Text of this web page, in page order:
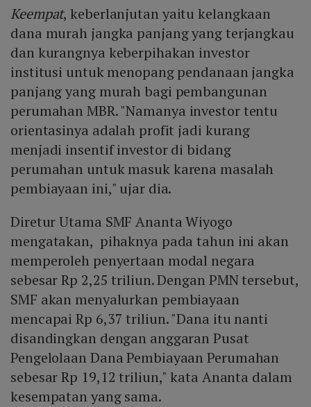
Keempat, keberlanjutan yaitu kelangkaan
dana murah jangka panjang yang terjangkau
dan kurangnya keberpihakan investor
institusi untuk menopang pendanaan jangka
panjang yang murah bagi pembangunan
perumahan MBR. "Namanya investor tentu
orientasinya adalah profit jadi kurang
menjadi insentif investor di bidang
perumahan untuk masuk karena masalah
pembiayaan ini," ujar dia.
Diretur Utama SMF Ananta Wiyogo
mengatakan, pihaknya pada tahun ini akan
memperoleh penyertaan modal negara
sebesar Rp 2,25 triliun. Dengan PMN tersebut,
SMF akan menyalurkan pembiayaan
mencapai Rp 6,37 triliun. "Dana itu nanti
disandingkan dengan anggaran Pusat
Pengelolaan Dana Pembiayaan Perumahan
sebesar Rp 19,12 triliun," kata Ananta dalam
kesempatan yang sama.